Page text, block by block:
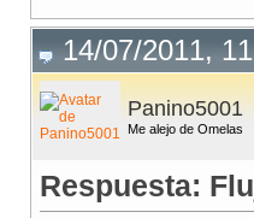
14/07/2011,
Panino5001
Me alejo de Omelas
Respuesta: